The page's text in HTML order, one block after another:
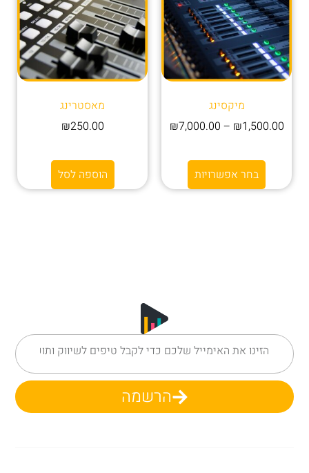
מיקסינג
₪1,500.00
–
₪7,000.00
בחר אפשרויות
מאסטרינג
₪250.00
הוספה לסל
הרשמה